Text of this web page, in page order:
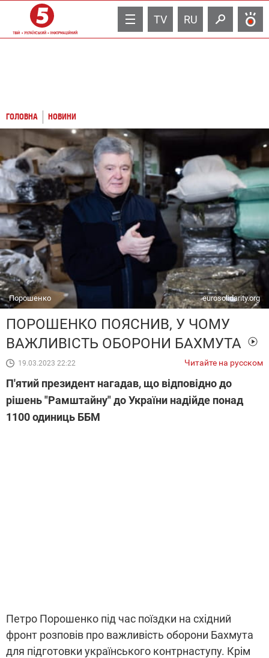
TV RU
ГОЛОВНА НОВИНИ
Порошенко eurosolidarity.org
ПОРОШЕНКО ПОЯСНИВ, У ЧОМУ
ВАЖЛИВІСТЬ ОБОРОНИ БАХМУТА
19.03.2023 22:22 Читайте на русском
П'ятий президент нагадав, що відповідно до
рішень "Рамштайну" до України надійде понад
1100 одиниць ББМ
Петро Порошенко під час поїздки на східний
фронт розповів про важливість оборони Бахмута
для підготовки українського контрнаступу. Крім